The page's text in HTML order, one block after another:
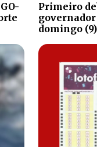
Primeiro
governador
domingo (9)